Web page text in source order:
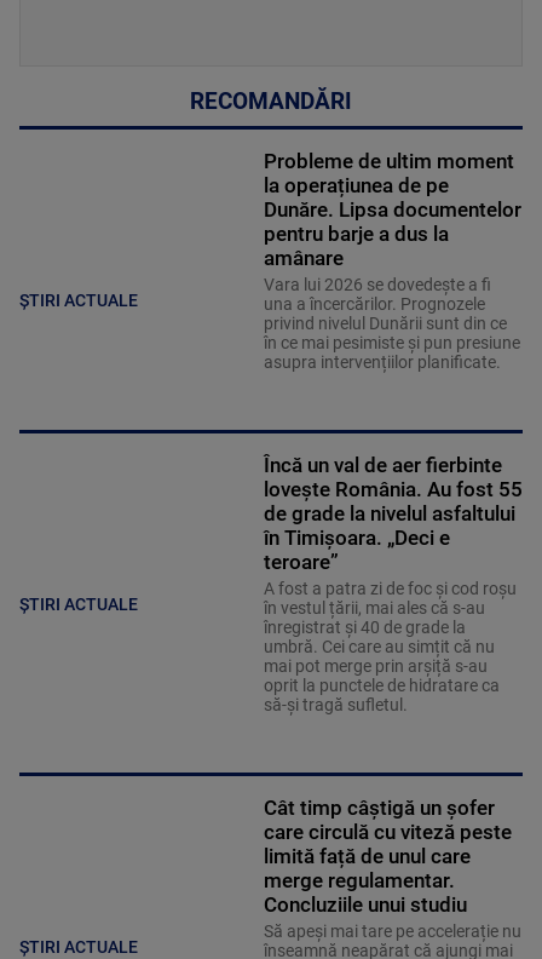
RECOMANDĂRI
ȘTIRI ACTUALE
Probleme de ultim moment
la operațiunea de pe
Dunăre. Lipsa documentelor
pentru barje a dus la
amânare
Vara lui 2026 se dovedește a fi
una a încercărilor. Prognozele
privind nivelul Dunării sunt din ce
în ce mai pesimiste și pun presiune
asupra intervențiilor planificate.
ȘTIRI ACTUALE
Încă un val de aer fierbinte
lovește România. Au fost 55
de grade la nivelul asfaltului
în Timișoara. „Deci e
teroare”
A fost a patra zi de foc și cod roșu
în vestul țării, mai ales că s-au
înregistrat și 40 de grade la
umbră. Cei care au simțit că nu
mai pot merge prin arșiță s-au
oprit la punctele de hidratare ca
să-și tragă sufletul.
ȘTIRI ACTUALE
Cât timp câștigă un șofer
care circulă cu viteză peste
limită față de unul care
merge regulamentar.
Concluziile unui studiu
Să apeși mai tare pe accelerație nu
înseamnă neapărat că ajungi mai